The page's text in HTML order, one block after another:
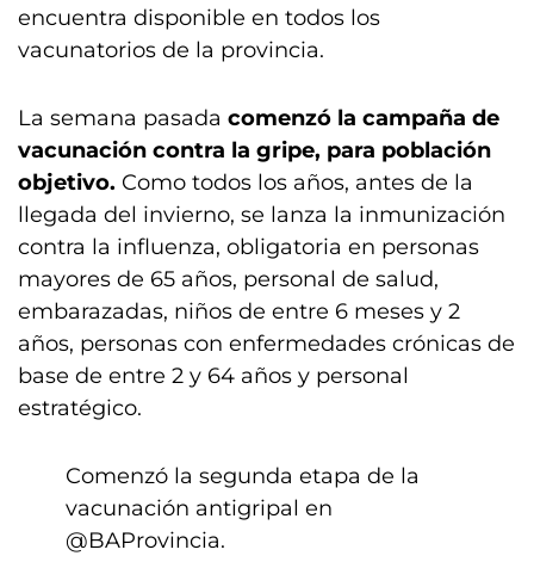
encuentra disponible en todos los
vacunatorios de la provincia.
La semana pasada comenzó la campaña de
vacunación contra la gripe, para población
objetivo. Como todos los años, antes de la
llegada del invierno, se lanza la inmunización
contra la influenza, obligatoria en personas
mayores de 65 años, personal de salud,
embarazadas, niños de entre 6 meses y 2
años, personas con enfermedades crónicas de
base de entre 2 y 64 años y personal
estratégico.
Comenzó la segunda etapa de la
vacunación antigripal en
@BAProvincia.